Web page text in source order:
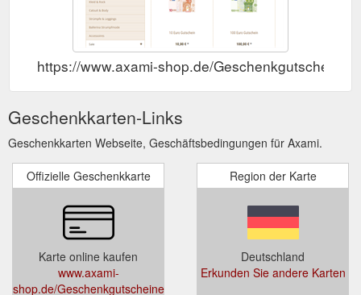
https://www.axami-shop.de/Geschenkgutscheine
Geschenkkarten-Links
Geschenkkarten Webseite, Geschäftsbedingungen für Axami.
Offizielle Geschenkkarte
Karte online kaufen
www.axami-
shop.de/Geschenkgutscheine
Region der Karte
Deutschland
Erkunden Sie andere Karten